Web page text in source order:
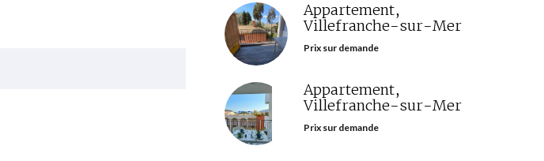
Appartement,
Villefranche-sur-Mer
Prix sur demande
Appartement,
Villefranche-sur-Mer
Prix sur demande